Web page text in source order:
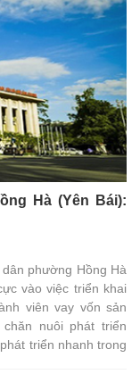
Hà (Yên Bái):
phường Hồng Hà
vào việc triển khai
viên vay vốn sản
nuôi phát triển
triển nhanh trong